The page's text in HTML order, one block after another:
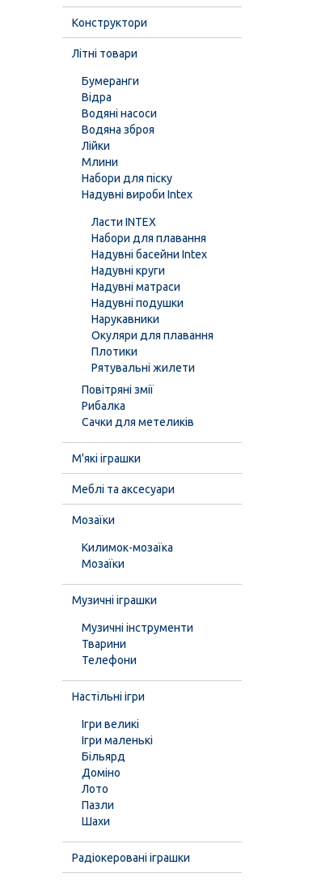
Конструктори
Літні товари
Бумеранги
Відра
Водяні насоси
Водяна зброя
Лійки
Млини
Набори для піску
Надувні вироби Intex
Ласти INTEX
Набори для плавання
Надувні басейни Intex
Надувні круги
Надувні матраси
Надувні подушки
Нарукавники
Окуляри для плавання
Плотики
Рятувальні жилети
Повітряні змії
Рибалка
Сачки для метеликів
М'які іграшки
Меблі та аксесуари
Мозаїки
Килимок-мозаїка
Мозаїки
Музичні іграшки
Музичні інструменти
Тварини
Телефони
Настільні ігри
Ігри великі
Ігри маленькі
Більярд
Доміно
Лото
Пазли
Шахи
Радіокеровані іграшки